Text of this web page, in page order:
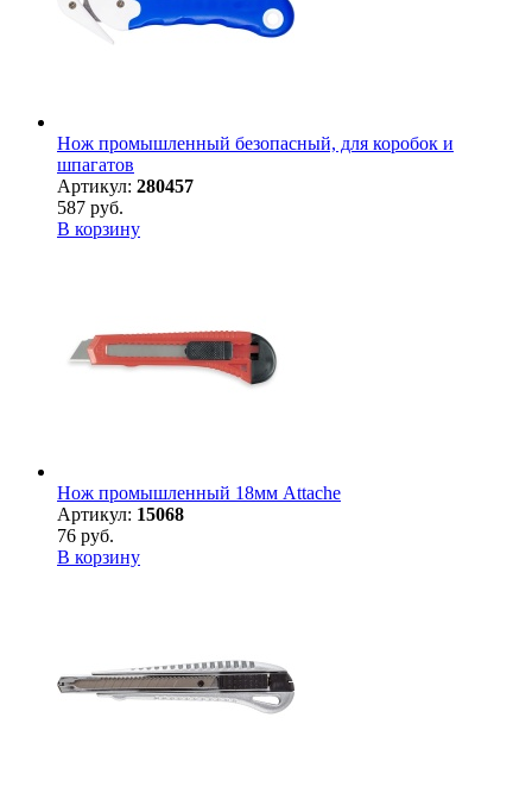
Нож промышленный безопасный, для коробок и
шпагатов
Артикул: 280457
587 руб.
В корзину
Нож промышленный 18мм Attache
Артикул: 15068
76 руб.
В корзину